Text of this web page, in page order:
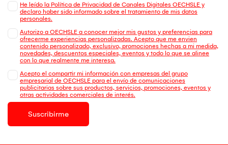
He leído la Política de Privacidad de Canales Digitales OECHSLE y
declaro haber sido informado sobre el tratamiento de mis datos
personales.
Autorizo a OECHSLE a conocer mejor mis gustos y preferencias para
ofrecerme experiencias personalizadas. Acepto que me envien
contenido personalizado, exclusivo, promociones hechas a mi medida,
novedades, descuentos especiales, eventos y todo lo que se alinee
con lo que realmente me interesa.
Acepto el compartir mi información con empresas del grupo
empresarial de OECHSLE para el envío de comunicaciones
publicitarias sobre sus productos, servicios, promociones, eventos y
otras actividades comerciales de interés.
Suscribirme